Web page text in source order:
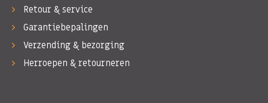
Retour & service
Garantiebepalingen
Verzending & bezorging
Herroepen & retourneren